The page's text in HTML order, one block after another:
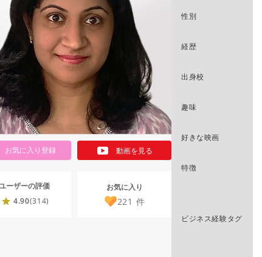
お気に入り登録 動画を見る
ーザーの評価
4.90(314)
お気に入り
221 件
性別
経歴
出身校
趣味
好きな映画
特徴
ビジネス経験タグ